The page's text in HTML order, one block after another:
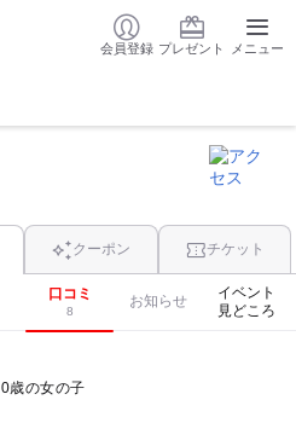
会員登録 プレゼント メニュー
クーポン チケット
口コミ
8
お知らせ
イベント
見どころ
0歳の女の子